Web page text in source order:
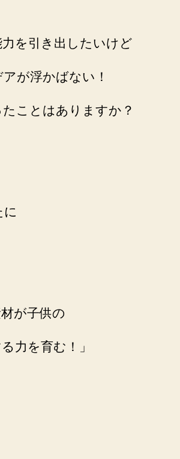
を引き出したいけど
が浮かばない！
ことはありますか？
材が子供の
力を育む！」